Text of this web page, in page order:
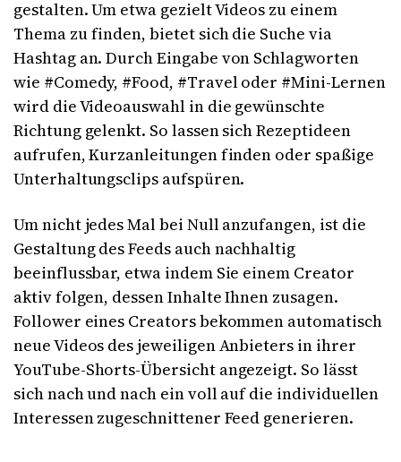
gestalten. Um etwa gezielt Videos zu einem
Thema zu finden, bietet sich die Suche via
Hashtag an. Durch Eingabe von Schlagworten
wie #Comedy, #Food, #Travel oder #Mini-Lernen
wird die Videoauswahl in die gewünschte
Richtung gelenkt. So lassen sich Rezeptideen
aufrufen, Kurzanleitungen finden oder spaßige
Unterhaltungsclips aufspüren.
Um nicht jedes Mal bei Null anzufangen, ist die
Gestaltung des Feeds auch nachhaltig
beeinflussbar, etwa indem Sie einem Creator
aktiv folgen, dessen Inhalte Ihnen zusagen.
Follower eines Creators bekommen automatisch
neue Videos des jeweiligen Anbieters in ihrer
YouTube-Shorts-Übersicht angezeigt. So lässt
sich nach und nach ein voll auf die individuellen
Interessen zugeschnittener Feed generieren.